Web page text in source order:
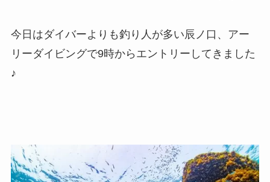
今日はダイバーよりも釣り人が多い辰ノ口、アー
リーダイビングで9時からエントリーしてきました
♪